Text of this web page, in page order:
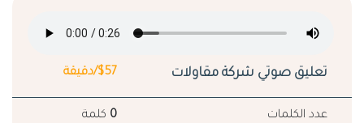
تعليق صوتي شركة مقاولات $57/دقيقة
عدد الكلمات 0 كلمة